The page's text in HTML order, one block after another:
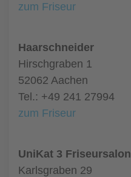
zum Friseur
Haarschneider
Hirschgraben 1
52062 Aachen
Tel.: +49 241 27994
zum Friseur
UniKat 3 Friseursalon
Karlsgraben 29